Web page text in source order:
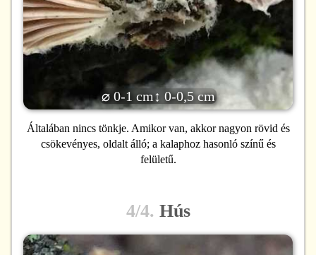
Általában nincs tönkje. Amikor van, akkor nagyon rövid és
csökevényes, oldalt álló; a kalaphoz hasonló színű és
felületű.
⌀ 0-1 cm↕ 0-0,5 cm
4/4. Hús